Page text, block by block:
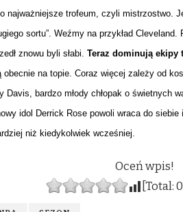
najważniejsze trofeum, czyli mistrzostwo.
sortu”. Weźmy na przykład
znowu byli słabi. Teraz dominują ekipy
obecnie na topie. Coraz więcej zależy od
bardzo młody chłopak o
idol Derrick Rose powoli wraca do
niż kiedykolwiek wcześniej.
Oceń wpis!
[Total:0